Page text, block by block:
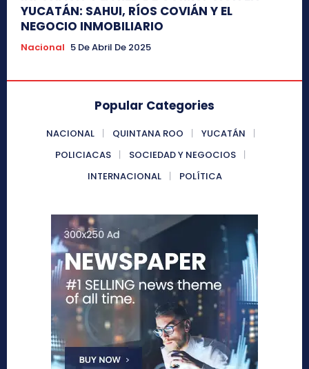
YUCATÁN: SAHUI, RÍOS COVIÁN Y EL
NEGOCIO INMOBILIARIO
Nacional 5 De Abril De 2025
Popular Categories
NACIONAL QUINTANA ROO
YUCATÁN
POLICIACAS
SOCIEDAD Y NEGOCIOS
INTERNACIONAL
POLÍTICA